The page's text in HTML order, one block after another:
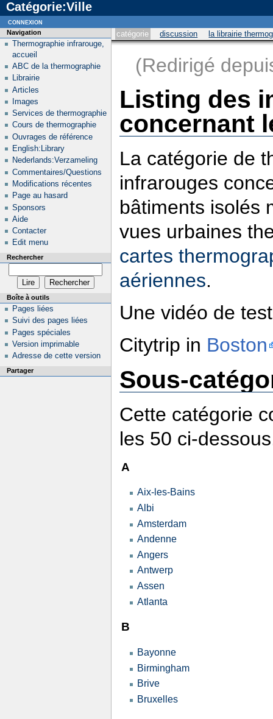
Catégorie:Ville
catégorie discussion la librairie
(Redirigé
Listing des
concernant
La catégorie de
infrarouges
bâtiments isolés
vues urbaines
cartes
aériennes.
Une vidéo de
Citytrip in Boston
Sous-
Cette catégorie
les 50 ci-
A
Aix-les-Bains
Albi
Amsterdam
Andenne
Angers
Antwerp
Assen
Atlanta
B
Bayonne
Birmingham
Brive
Bruxelles
Navigation
Thermographie infrarouge,
accueil
ABC de la thermographie
Librairie
Articles
Images
Services de thermographie
Cours de thermographie
Ouvrages de référence
English:Library
Nederlands:Verzameling
Commentaires/Questions
Modifications récentes
Page au hasard
Sponsors
Aide
Contacter
Edit menu
Rechercher
Boîte à outils
Pages liées
Suivi des pages liées
Pages spéciales
Version imprimable
Adresse de cette version
Partager
connexion